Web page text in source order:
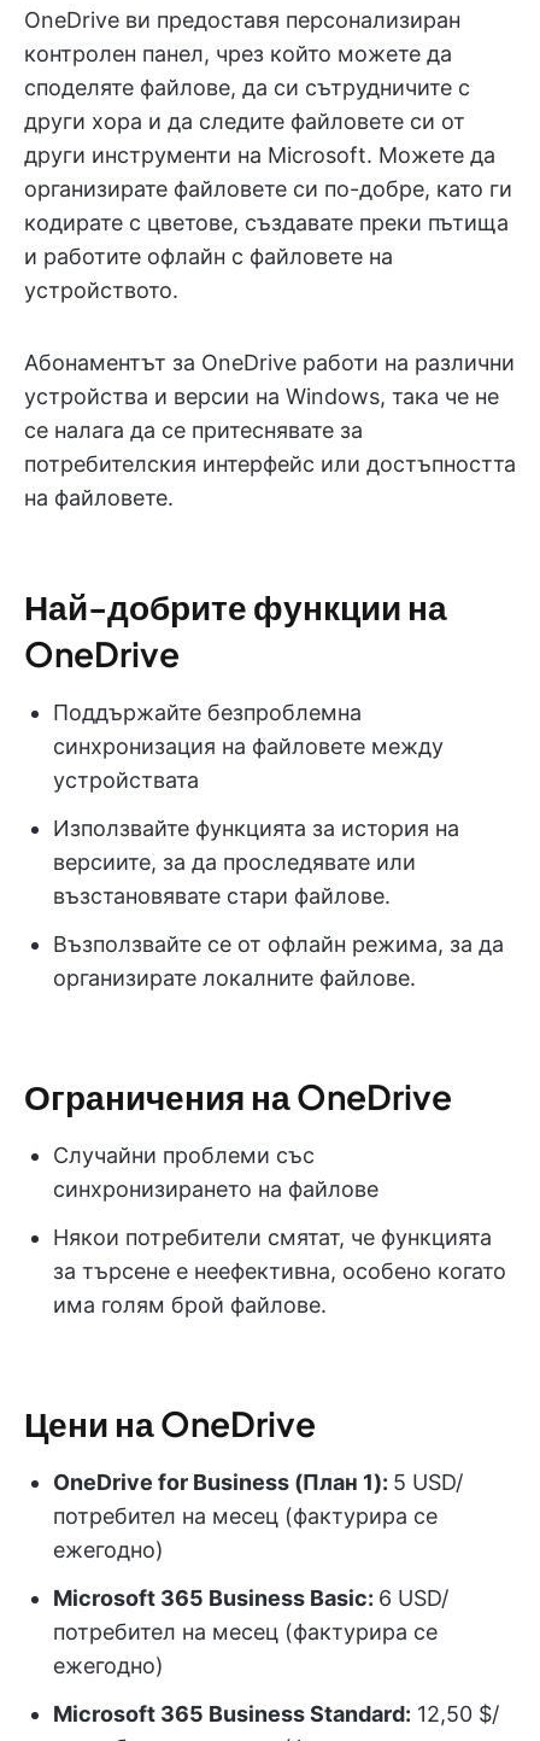
OneDrive ви предоставя персонализиран
контролен панел, чрез който можете да
споделяте файлове, да си сътрудничите с
други хора и да следите файловете си от
други инструменти на Microsoft. Можете да
организирате файловете си по-добре, като ги
кодирате с цветове, създавате преки пътища
и работите офлайн с файловете на
устройството.
Абонаментът за OneDrive работи на различни
устройства и версии на Windows, така че не
се налага да се притеснявате за
потребителския интерфейс или достъпността
на файловете.
Най-добрите функции на
OneDrive
Поддържайте безпроблемна
синхронизация на файловете между
устройствата
Използвайте функцията за история на
версиите, за да проследявате или
възстановявате стари файлове.
Възползвайте се от офлайн режима, за да
организирате локалните файлове.
Ограничения на OneDrive
Случайни проблеми със
синхронизирането на файлове
Някои потребители смятат, че функцията
за търсене е неефективна, особено когато
има голям брой файлове.
Цени на OneDrive
OneDrive for Business (План 1): 5 USD/
потребител на месец (фактурира се
ежегодно)
Microsoft 365 Business Basic: 6 USD/
потребител на месец (фактурира се
ежегодно)
Microsoft 365 Business Standard: 12,50 $/